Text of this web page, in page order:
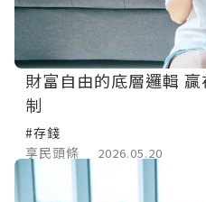
財富自由的底層邏輯
制
#存錢
享民頭條
2026.05.20